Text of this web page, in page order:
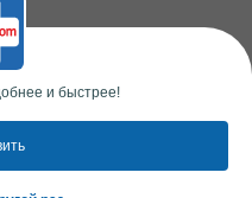
и быстрее!